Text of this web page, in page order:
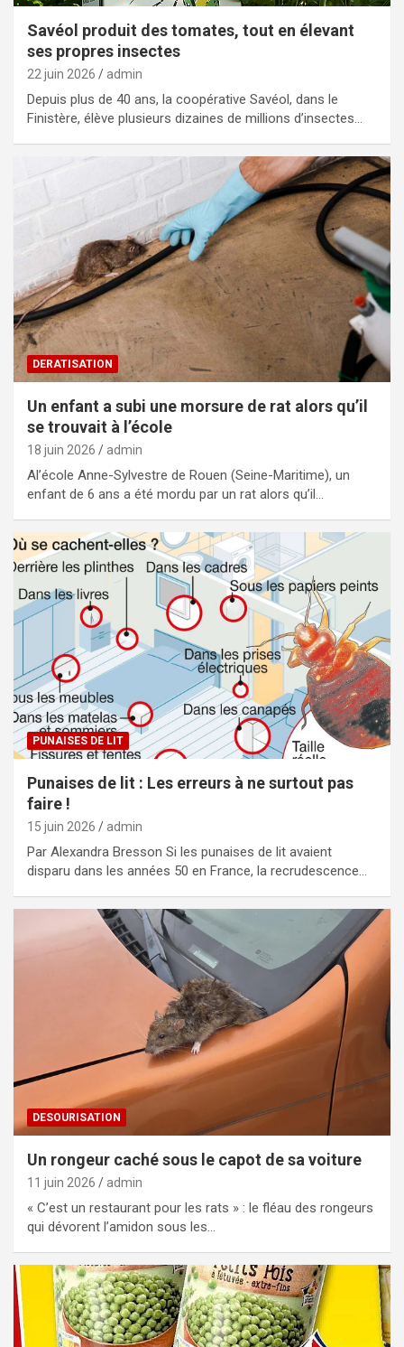
Savéol produit des tomates, tout en élevant
ses propres insectes
22 juin 2026 admin
Depuis plus de 40 ans, la coopérative Savéol, dans le
Finistère, élève plusieurs dizaines de millions d’insectes…
DERATISATION
Un enfant a subi une morsure de rat alors qu’il
se trouvait à l’école
18 juin 2026 admin
Al’école Anne-Sylvestre de Rouen (Seine-Maritime), un
enfant de 6 ans a été mordu par un rat alors qu’il…
PUNAISES DE LIT
Punaises de lit : Les erreurs à ne surtout pas
faire !
15 juin 2026 admin
Par Alexandra Bresson Si les punaises de lit avaient
disparu dans les années 50 en France, la recrudescence…
DESOURISATION
Un rongeur caché sous le capot de sa voiture
11 juin 2026 admin
« C’est un restaurant pour les rats » : le fléau des rongeurs
qui dévorent l’amidon sous les…